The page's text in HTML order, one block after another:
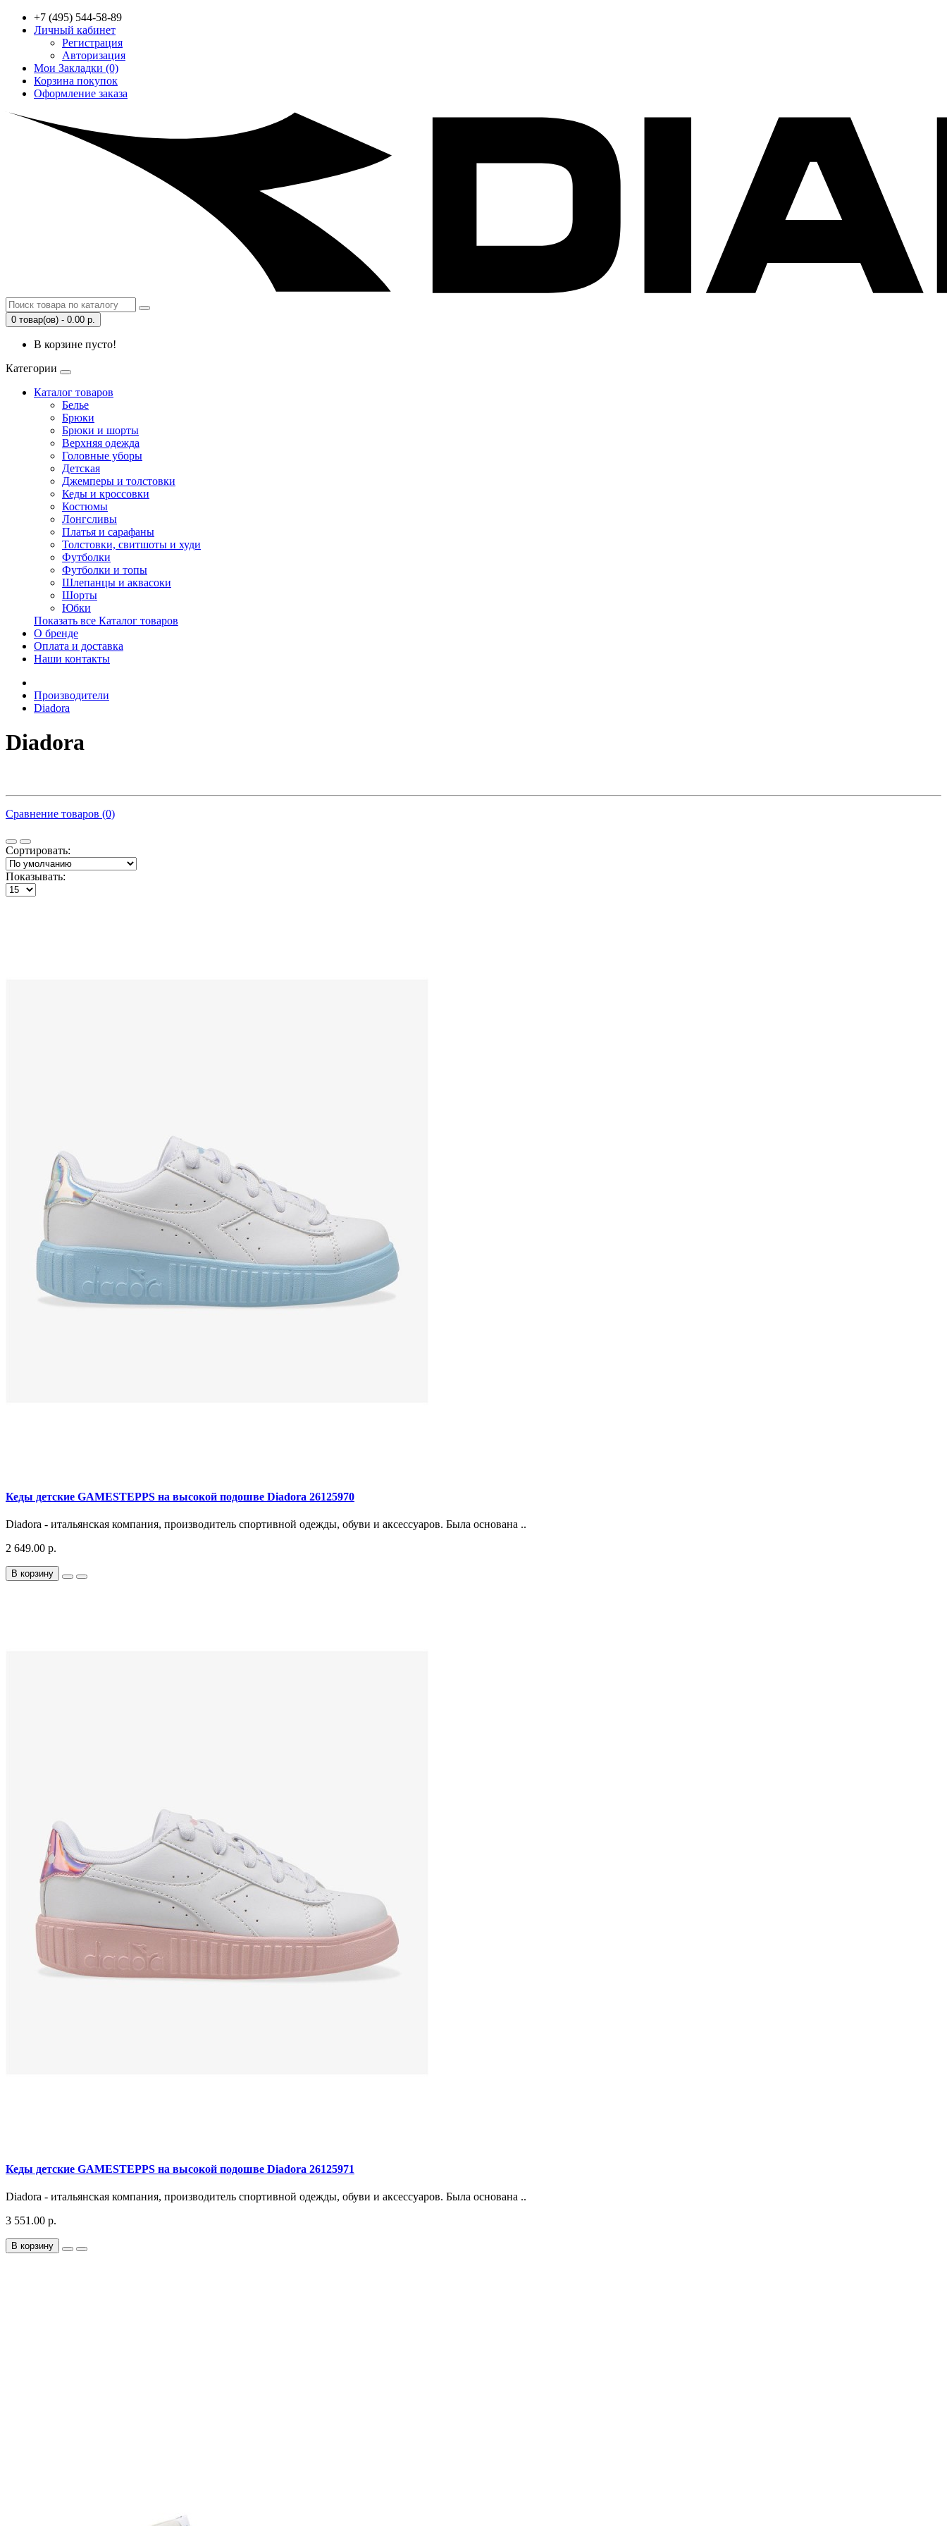
+7 (495) 544-58-89
Личный кабинет
Регистрация
Авторизация
Мои Закладки (0)
Корзина покупок
Оформление заказа
0 товар(ов) - 0.00 р.
В корзине пусто!
Категории
Каталог товаров
Белье
Брюки
Брюки и шорты
Верхняя одежда
Головные уборы
Детская
Джемперы и толстовки
Кеды и кроссовки
Костюмы
Лонгсливы
Платья и сарафаны
Толстовки, свитшоты и худи
Футболки
Футболки и топы
Шлепанцы и аквасоки
Шорты
Юбки
Показать все Каталог товаров
О бренде
Оплата и доставка
Наши контакты
Производители
Diadora
Diadora
Сравнение товаров (0)
Сортировать:
Показывать:
Кеды детские GAMESTEPPS на высокой подошве Diadora 26125970
Diadora - итальянская компания, производитель спортивной одежды, обуви и аксессуаров. Была основана ..
2 649.00 р.
В корзину
Кеды детские GAMESTEPPS на высокой подошве Diadora 26125971
Diadora - итальянская компания, производитель спортивной одежды, обуви и аксессуаров. Была основана ..
3 551.00 р.
В корзину